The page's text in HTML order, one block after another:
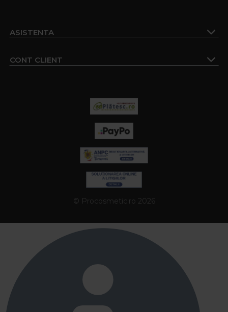
ASISTENTA
CONT CLIENT
© Procosmetic.ro 2026